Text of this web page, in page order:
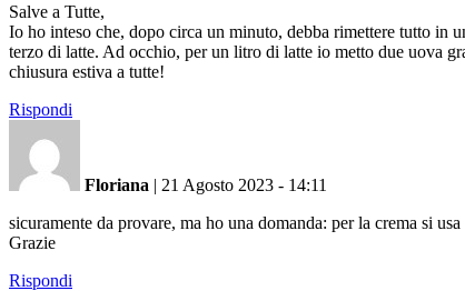
Salve a Tutte,
Io ho inteso che, dopo circa un minuto, debba rimettere tutto in
terzo di latte. Ad occhio, per un litro di latte io metto due uova
chiusura estiva a tutte!
Rispondi
Floriana | 21 Agosto 2023 - 14:11
sicuramente da provare, ma ho una domanda: per la crema si
Grazie
Rispondi